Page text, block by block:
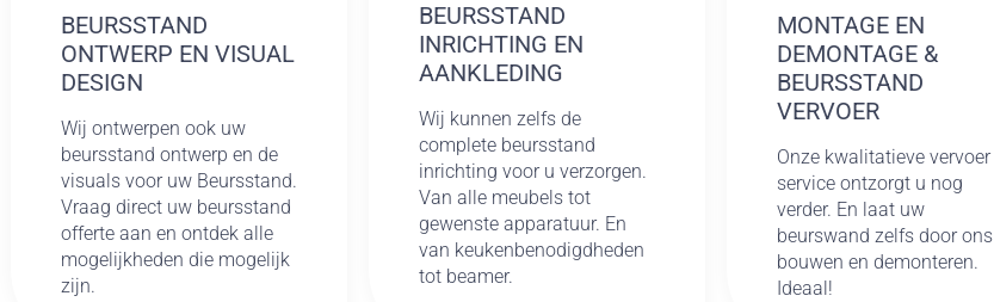
BEURSSTAND
ONTWERP EN VISUAL
DESIGN
Wij ontwerpen ook uw
beursstand ontwerp en de
visuals voor uw Beursstand.
Vraag direct uw beursstand
offerte aan en ontdek alle
mogelijkheden die mogelijk
zijn.
BEURSSTAND
INRICHTING EN
AANKLEDING
Wij kunnen zelfs de
complete beursstand
inrichting voor u verzorgen.
Van alle meubels tot
gewenste apparatuur. En
van keukenbenodigdheden
tot beamer.
MONTAGE EN
DEMONTAGE &
BEURSSTAND
VERVOER
Onze kwalitatieve vervoer
service ontzorgt u nog
verder. En laat uw
beurswand zelfs door ons
bouwen en demonteren.
Ideaal!